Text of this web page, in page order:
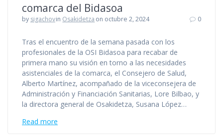
comarca del Bidasoa
by sigachovin Osakidetza on octubre 2, 2024 0
Tras el encuentro de la semana pasada con los
profesionales de la OSI Bidasoa para recabar de
primera mano su visión en torno a las necesidades
asistenciales de la comarca, el Consejero de Salud,
Alberto Martínez, acompañado de la viceconsejera de
Administración y Financiación Sanitarias, Lore Bilbao, y
la directora general de Osakidetza, Susana López…
Read more